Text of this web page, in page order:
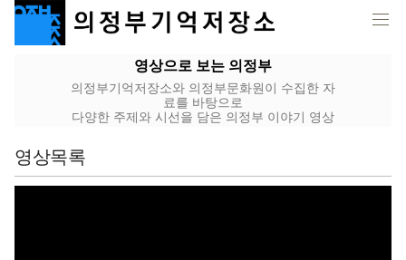
영상으로 보는 의정부
의정부기억저장소와 의정부문화원이 수집한 자
료를 바탕으로
다양한 주제와 시선을 담은 의정부 이야기 영상
영상목록